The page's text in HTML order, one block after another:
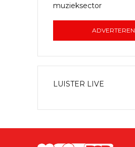
muzieksector
ADVERTEREN
LUISTER LIVE